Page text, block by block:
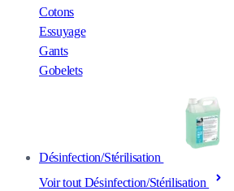
Cotons
Essuyage
Gants
Gobelets
Désinfection/Stérilisation
Voir tout Désinfection/Stérilisation